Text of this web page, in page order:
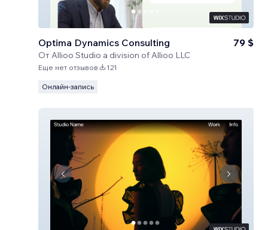
Optima Dynamics Consulting
ОтAllioo Studio a division of Allioo LLC
79 $
Еще нет отзывов 121
Онлайн-запись